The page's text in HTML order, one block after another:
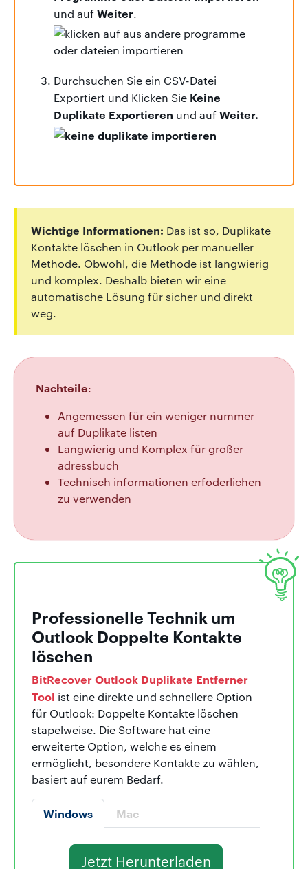
und aufWeiter.
Durchsuchen Sie ein CSV-Datei
Exportiert und Klicken Sie Keine
Duplikate Exportieren und aufWeiter.
Wichtige Informationen: Das ist so, Duplikate
Kontakte löschen in Outlook per manueller
Methode. Obwohl, die Methode ist langwierig
und komplex. Deshalb bieten wir eine
automatische Lösung für sicher und direkt
weg.
Nachteile:
Angemessen für ein weniger nummer
auf Duplikate listen
Langwierig und Komplex für großer
adressbuch
Technisch informationen erfoderlichen
zu verwenden
Professionelle Technik um
Outlook Doppelte Kontakte
löschen
BitRecover Outlook Duplikate Entferner
Tool ist eine direkte und schnellere Option
für Outlook: Doppelte Kontakte löschen
stapelweise. Die Software hat eine
erweiterte Option, welche es einem
ermöglicht, besondere Kontakte zu wählen,
basiert auf eurem Bedarf.
Windows Mac
Jetzt Herunterladen